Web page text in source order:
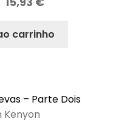
carrinho
– Parte Dois
Kenyon